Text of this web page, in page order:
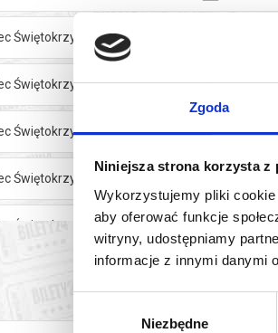
Zgoda
Niniejsza strona korzysta z
Wykorzystujemy pliki cookie
aby oferować funkcje
witryny, udostępniamy
informacje z innymi danymi
zgody
Niezbędne
na każdą
*******
Bezpieczne
Świętokrzyski
Świętokrzyski
Świętokrzyski
Świętokrzyski
Świętokrzyski
Świętokrzyski